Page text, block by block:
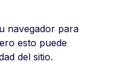
navegador para
esto puede
del sitio.